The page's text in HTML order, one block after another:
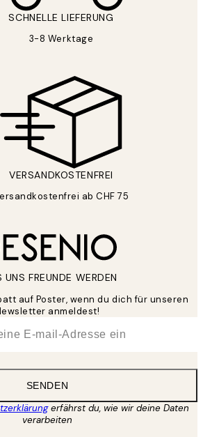
SCHNELLE LIEFERUNG
3-8 Werktage
VERSANDKOSTENFREI
ab CHF 75
UNS FREUNDE WERDEN
auf Poster, wenn du dich für unseren
anmeldest!
SENDEN
erfährst du, wie wir deine Daten
verarbeiten